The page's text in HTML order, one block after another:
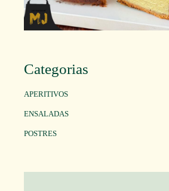
Categorias
APERITIVOS
ENSALADAS
POSTRES